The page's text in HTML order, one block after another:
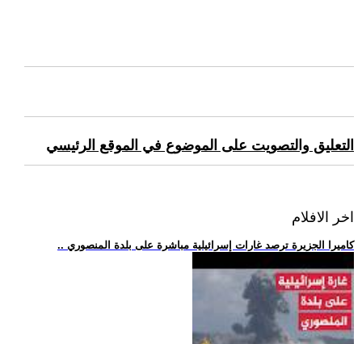
التعليق والتصويت على الموضوع في الموقع الرئيسي
اخر الافلام
.. كاميرا الجزيرة ترصد غارات إسرائيلية مباشرة على بلدة المنصوري